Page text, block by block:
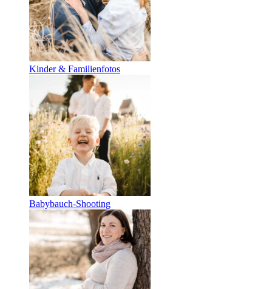
Kinder & Familienfotos
Babybauch-Shooting